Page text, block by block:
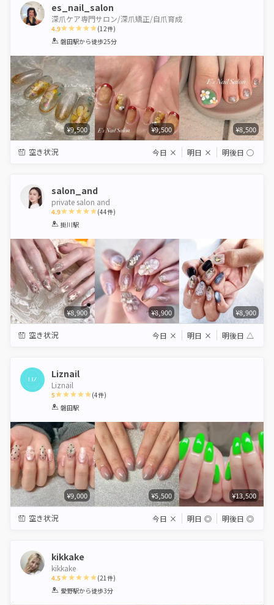
es_nail_salon
深爪ケア専門サロン/深爪矯正/自爪育成
4.9
1 2 3 4 5
(12件)
磐田駅から徒歩25分
¥9,500 ¥9,500 ¥8,500
空き状況 今日 × 明日 × 明後日 ◯
salon_and
private salon and
4.9
1 2 3
(44件)
掛川駅
¥8,900 ¥8,900 ¥8,900
空き状況 今日 × 明日 × 明後日 △
Liznail
Liznail
5
1 2 3 4
(4件)
磐田駅
¥9,000 ¥5,500 ¥13,500
空き状況 今日 × 明日 ◎ 明後日 ◎
kikkake
kikkake
4.5
1 2 3 4 5
(21件)
愛野駅から徒歩3分